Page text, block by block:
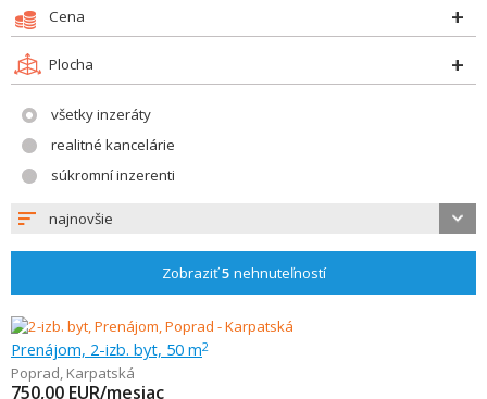
Cena
Plocha
všetky inzeráty
realitné kancelárie
súkromní inzerenti
najnovšie
Zobraziť5 nehnuteľností
Prenájom, 2-izb. byt, 50 m2
Poprad, Karpatská
750,00 EUR/mesiac